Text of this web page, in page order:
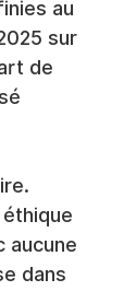
au
sur
de
aucune
dans